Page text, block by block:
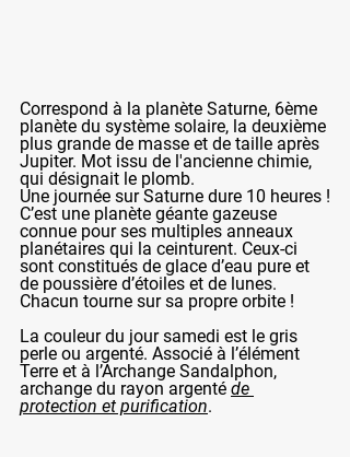
Correspond à la planète Saturne, 6ème
planète du système solaire, la deuxième
plus grande de masse et de taille après
Jupiter. Mot issu de l'ancienne chimie,
qui désignait le plomb.
Une journée sur Saturne dure 10 heures !
C’est une planète géante gazeuse
connue pour ses multiples anneaux
planétaires qui la ceinturent. Ceux-ci
sont constitués de glace d’eau pure et
de poussière d’étoiles et de lunes.
Chacun tourne sur sa propre orbite !
La couleur du jour samedi est le gris
perle ou argenté. Associé à l’élément
Terre et à l’Archange Sandalphon,
archange du rayon argenté de
protection et purification.